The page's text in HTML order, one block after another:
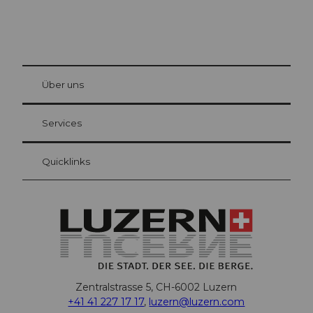
Gästekarte Luzern
Ihre Vorteile als Übernachtungsgast
at Bre
Über uns
Services
Quicklinks
Zentralstrasse 5, CH-6002 Luzern
+41 41 227 17 17, luzern@luzern.com